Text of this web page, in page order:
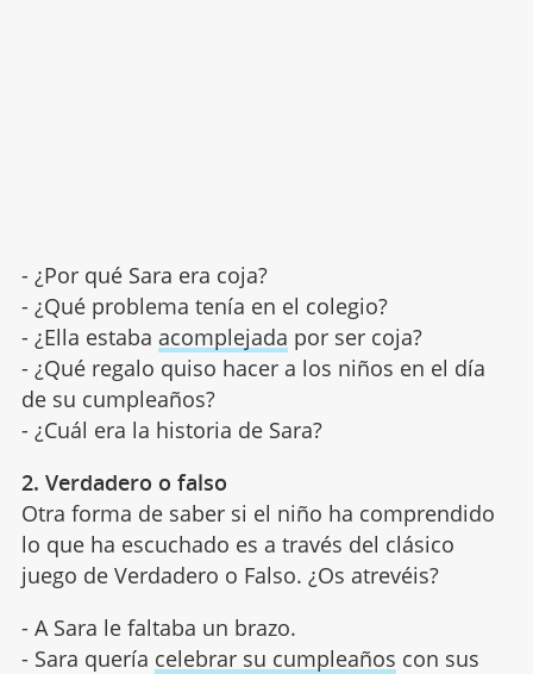
- ¿Por qué Sara era coja?
- ¿Qué problema tenía en el colegio?
- ¿Ella estaba acomplejada por ser coja?
- ¿Qué regalo quiso hacer a los niños en el día
de su cumpleaños?
- ¿Cuál era la historia de Sara?
2. Verdadero o falso
Otra forma de saber si el niño ha comprendido
lo que ha escuchado es a través del clásico
juego de Verdadero o Falso. ¿Os atrevéis?
- A Sara le faltaba un brazo.
- Sara quería celebrar su cumpleaños con sus